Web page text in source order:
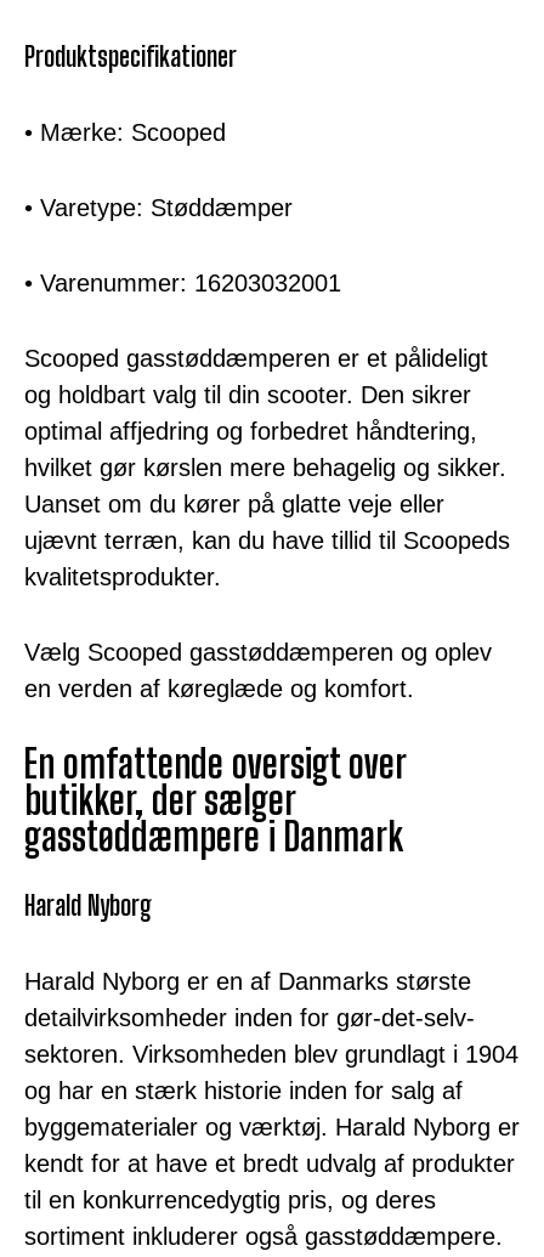
Produktspecifikationer
• Mærke: Scooped
• Varetype: Støddæmper
• Varenummer: 16203032001
Scooped gasstøddæmperen er et pålideligt
og holdbart valg til din scooter. Den sikrer
optimal affjedring og forbedret håndtering,
hvilket gør kørslen mere behagelig og sikker.
Uanset om du kører på glatte veje eller
ujævnt terræn, kan du have tillid til Scoopeds
kvalitetsprodukter.
Vælg Scooped gasstøddæmperen og oplev
en verden af køreglæde og komfort.
En omfattende oversigt over
butikker, der sælger
gasstøddæmpere i Danmark
Harald Nyborg
Harald Nyborg er en af Danmarks største
detailvirksomheder inden for gør-det-selv-
sektoren. Virksomheden blev grundlagt i 1904
og har en stærk historie inden for salg af
byggematerialer og værktøj. Harald Nyborg er
kendt for at have et bredt udvalg af produkter
til en konkurrencedygtig pris, og deres
sortiment inkluderer også gasstøddæmpere.